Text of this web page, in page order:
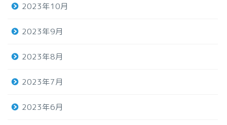
2023年10月
2023年9月
2023年8月
2023年7月
2023年6月